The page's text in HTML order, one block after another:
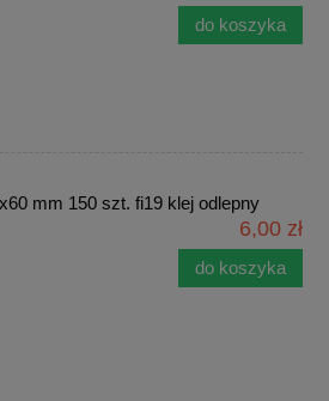
do koszyka
mm 150 szt. fi19 klej odlepny
6,00 zł
do koszyka